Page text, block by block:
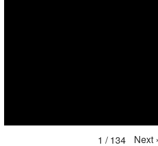
1 / 134 Next